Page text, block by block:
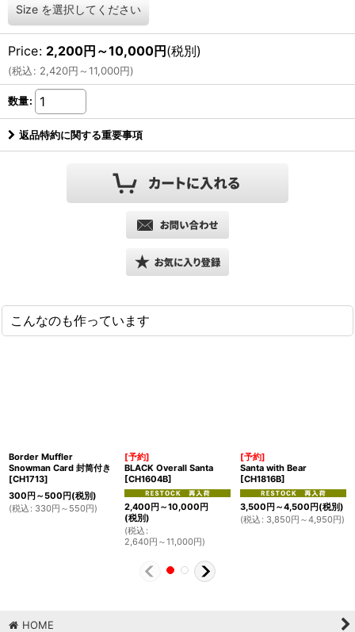
Size を選択してください
Price: 2,200円 ～10,000円 (税別)
(税込: 2,420円 ～11,000円)
数量:
返品特約に関する重要事項
こんなのも作っています
Border Muffler
Snowman Card 封筒付き
[CH1713]
300 円 ～500 円 (税別)
(税込 : 330円 ～550円)
[予約]
BLACK Overall Santa
[CH1604B]
2,400 円 ～10,000 円
(税別)
(税込 :
2,640円 ～11,000円)
[予約]
Santa with Bear
[CH1816B]
3,500 円 ～4,500 円 (税別)
(税込 : 3,850円 ～4,950円)
HOME